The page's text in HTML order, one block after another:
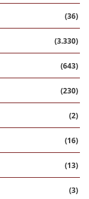
(36)
(3.330)
(643)
(230)
(2)
(16)
(13)
(3)